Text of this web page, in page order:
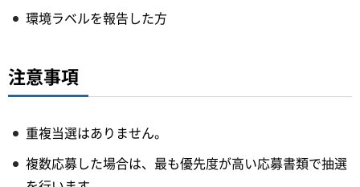
環境ラベルを報告した方
注意事項
重複当選はありません。
複数応募した場合は、最も優先度が高い応募書類で抽選